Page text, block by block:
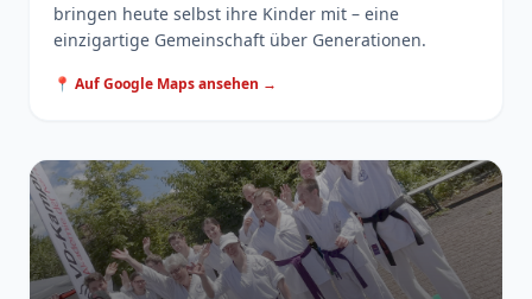
bringen heute selbst ihre Kinder mit – eine
einzigartige Gemeinschaft über Generationen.
📍 Auf Google Maps ansehen →